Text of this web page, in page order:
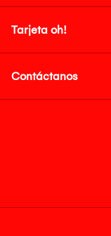
Tarjeta oh!
Contáctanos